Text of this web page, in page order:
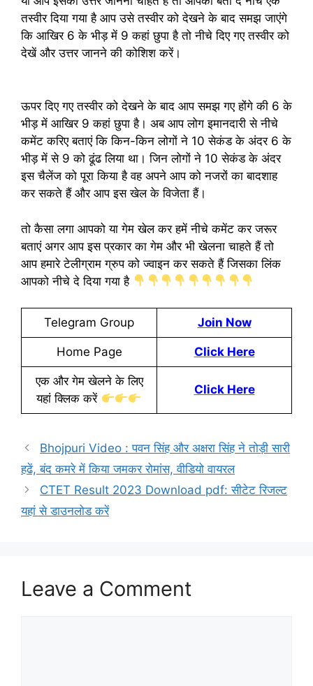
तस्वीर दिया गया है आप उसे तस्वीर को देखने के बाद समझ जाएंगे
कि आखिर 6 के भीड़ में 9 कहां छुपा है तो नीचे दिए गए तस्वीर को
देखें और उत्तर जानने की कोशिश करें।
ऊपर दिए गए तस्वीर को देखने के बाद आप समझ गए होंगे की 6 के
भीड़ में आखिर 9 कहां छुपा है। अब आप लोग इमानदारी से नीचे
कमेंट करिए बताएं कि किन-किन लोगों ने 10 सेकंड के अंदर 6 के
भीड़ में से 9 को ढूंढ लिया था। जिन लोगों ने 10 सेकंड के अंदर
इस चैलेंज को पूरा किया है वह अपने आप को नजरों का बादशाह
कर सकते हैं और आप इस खेल के विजेता हैं।
तो कैसा लगा आपको या गेम खेल कर हमें नीचे कमेंट कर जरूर
बताएं अगर आप इस प्रकार का गेम और भी खेलना चाहते हैं तो
आप हमारे टेलीग्राम ग्रुप को ज्वाइन कर सकते हैं जिसका लिंक
आपको नीचे दे दिया गया है
Telegram Group Join Now
Home Page Click Here
एक और गेम खेलने के लिए
यहां क्लिक करें
Click Here
Bhojpuri Video : पवन सिंह और अक्षरा सिंह ने तोड़ी सारी
हढें, बंद कमरे में किया जमकर रोमांस, वीडियो वायरल
CTET Result 2023 Download pdf: सीटेट रिजल्ट
यहां से डाउनलोड करें
Leave a Comment